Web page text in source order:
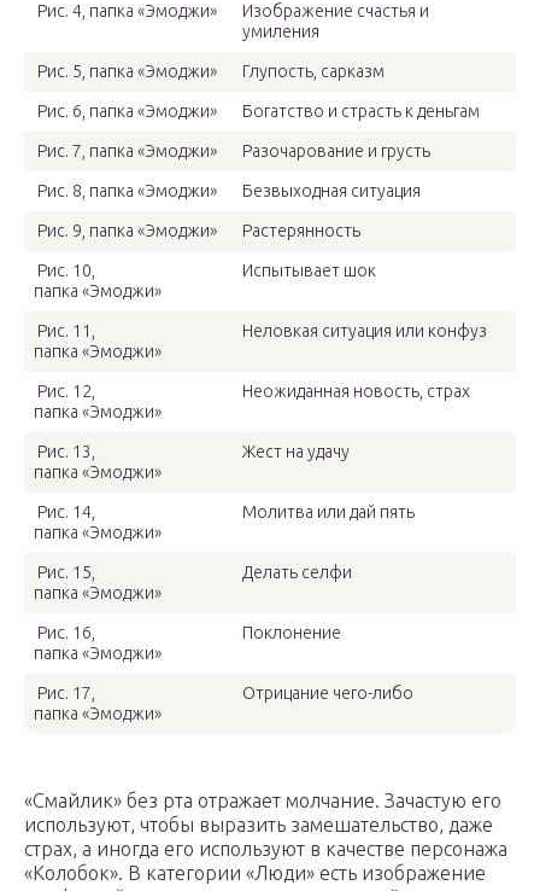
Рис. 4, папка «Эмоджи»
Изображение счастья и
умиления
Рис. 5, папка «Эмоджи» Глупость, сарказм
Рис. 6, папка «Эмоджи» Богатство и страсть к деньгам
Рис. 7, папка «Эмоджи» Разочарование и грусть
Рис. 8, папка «Эмоджи» Безвыходная ситуация
Рис. 9, папка «Эмоджи» Растерянность
Рис. 10,
папка «Эмоджи»
Испытывает шок
Рис. 11,
папка «Эмоджи»
Неловкая ситуация или конфуз
Рис. 12,
папка «Эмоджи»
Неожиданная новость, страх
Рис. 13,
папка «Эмоджи»
Жест на удачу
Рис. 14,
папка «Эмоджи»
Молитва или дай пять
Рис. 15,
папка «Эмоджи»
Делать селфи
Рис. 16,
папка «Эмоджи»
Поклонение
Рис. 17,
папка «Эмоджи»
Отрицание чего-либо
«Смайлик» без рта отражает молчание. Зачастую его
используют, чтобы выразить замешательство, даже
страх, а иногда его используют в качестве персонажа
«Колобок». В категории «Люди» есть изображение